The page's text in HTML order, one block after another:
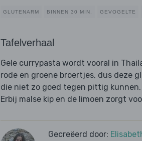
GLUTENARM BINNEN 30 MIN. GEVOGELTE
Tafelverhaal
Gele currypasta wordt vooral in
rode en groene broertjes, dus deze
die niet zo goed tegen pittig
Erbij malse kip en de limoen zorgt
Gecreëerd door: